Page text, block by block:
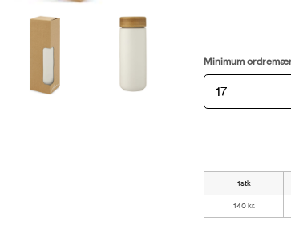
Minimum
1stk
140 kr.